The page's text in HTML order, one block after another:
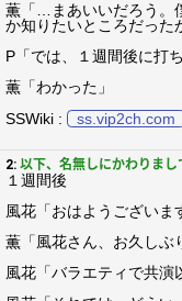
薫「…まあいいだろう。
か知りたいところだった
P「では、１週間後に打
薫「わかった」
SSWiki :
ss.vip2ch.com
2: 以下、名無しにかわりま
１週間後
風花「おはようございま
薫「風花さん、お久しぶ
風花「バラエティで共演